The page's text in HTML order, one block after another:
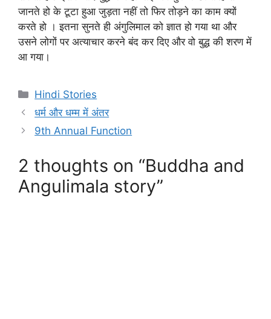
जानते हो के टूटा हुआ जुड़ता नहीं तो फिर तोड़ने का काम क्यों
करते हो । इतना सुनते ही अंगुलिमाल को ज्ञात हो गया था और
उसने लोगों पर अत्याचार करने बंद कर दिए और वो बुद्ध की शरण में
आ गया।
Categories
Hindi Stories
धर्म और धम्म में अंतर
9th Annual Function
2 thoughts on “Buddha and
Angulimala story”